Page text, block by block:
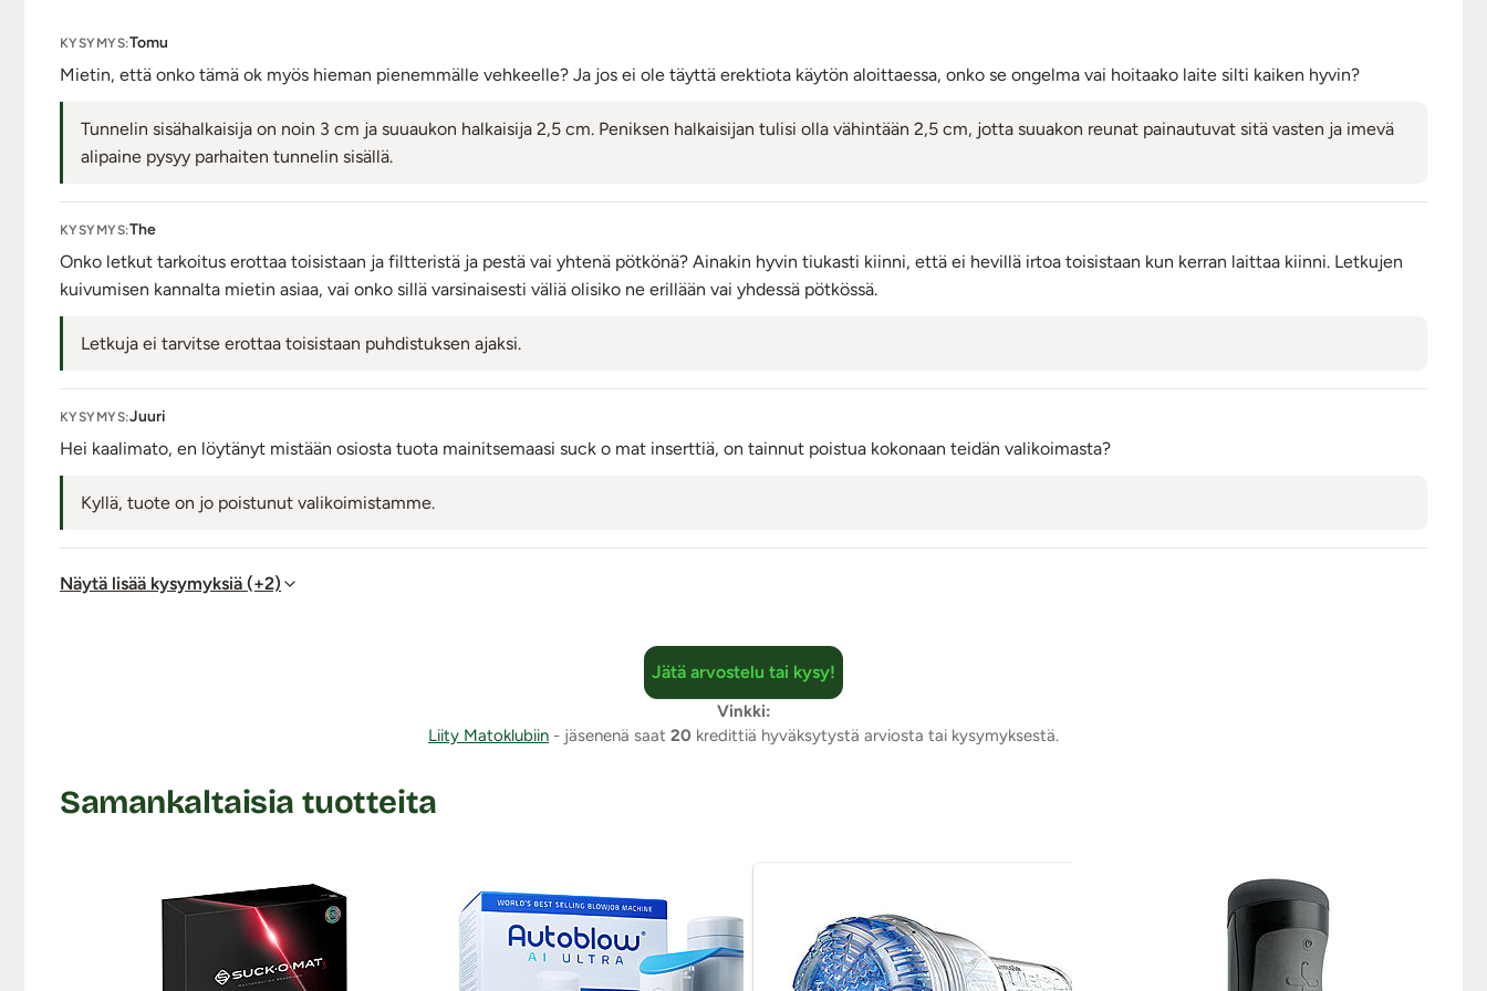
KYSYMYS:Tomu
Mietin, että onko tämä ok myös hieman pienemmälle vehkeelle? Ja jos ei ole täyttä erektiota käytön aloittaessa, onko se ongelma vai hoitaako laite silti kaiken hyvin?
Tunnelin sisähalkaisija on noin 3 cm ja suuaukon halkaisija 2,5 cm. Peniksen halkaisijan tulisi olla vähintään 2,5 cm, jotta suuakon reunat painautuvat sitä vasten ja imevä
alipaine pysyy parhaiten tunnelin sisällä.
KYSYMYS:The
Onko letkut tarkoitus erottaa toisistaan ja filtteristä ja pestä vai yhtenä pötkönä? Ainakin hyvin tiukasti kiinni, että ei hevillä irtoa toisistaan kun kerran laittaa kiinni. Letkujen
kuivumisen kannalta mietin asiaa, vai onko sillä varsinaisesti väliä olisiko ne erillään vai yhdessä pötkössä.
Letkuja ei tarvitse erottaa toisistaan puhdistuksen ajaksi.
KYSYMYS:Juuri
Hei kaalimato, en löytänyt mistään osiosta tuota mainitsemaasi suck o mat inserttiä, on tainnut poistua kokonaan teidän valikoimasta?
Kyllä, tuote on jo poistunut valikoimistamme.
Näytä lisää kysymyksiä (+2)
Jätä arvostelu tai kysy!
Vinkki:
Liity Matoklubiin - jäsenenä saat 20 kredittiä hyväksytystä arviosta tai kysymyksestä.
Samankaltaisia tuotteita